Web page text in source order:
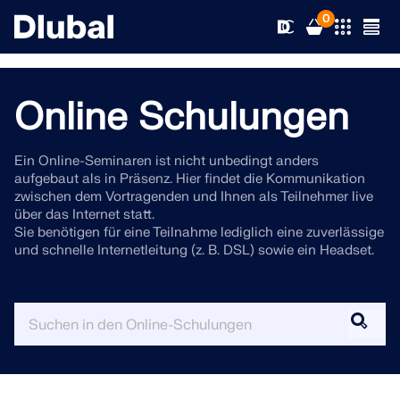
0
Branchen
Anwendungsbereiche
Online-Dienste
Produkte
RFEM 6
brauchen
Support
Schulungen
Neuigkeiten
Ressourcen
Online Schulungen
Ein Online-Seminaren ist nicht unbedingt anders
aufgebaut als in Präsenz. Hier findet die Kommunikation
zwischen dem Vortragenden und Ihnen als Teilnehmer live
über das Internet statt.
Sie benötigen für eine Teilnahme lediglich eine zuverlässige
und schnelle Internetleitung (z. B. DSL) sowie ein Headset.